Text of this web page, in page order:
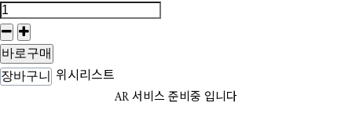
바로구매
장바구니
위시리스트
AR 서비스 준비중 입니다